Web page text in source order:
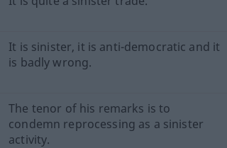
It is sinister, it is anti-democratic and it
is badly wrong.
The tenor of his remarks is to
condemn reprocessing as a sinister
activity.